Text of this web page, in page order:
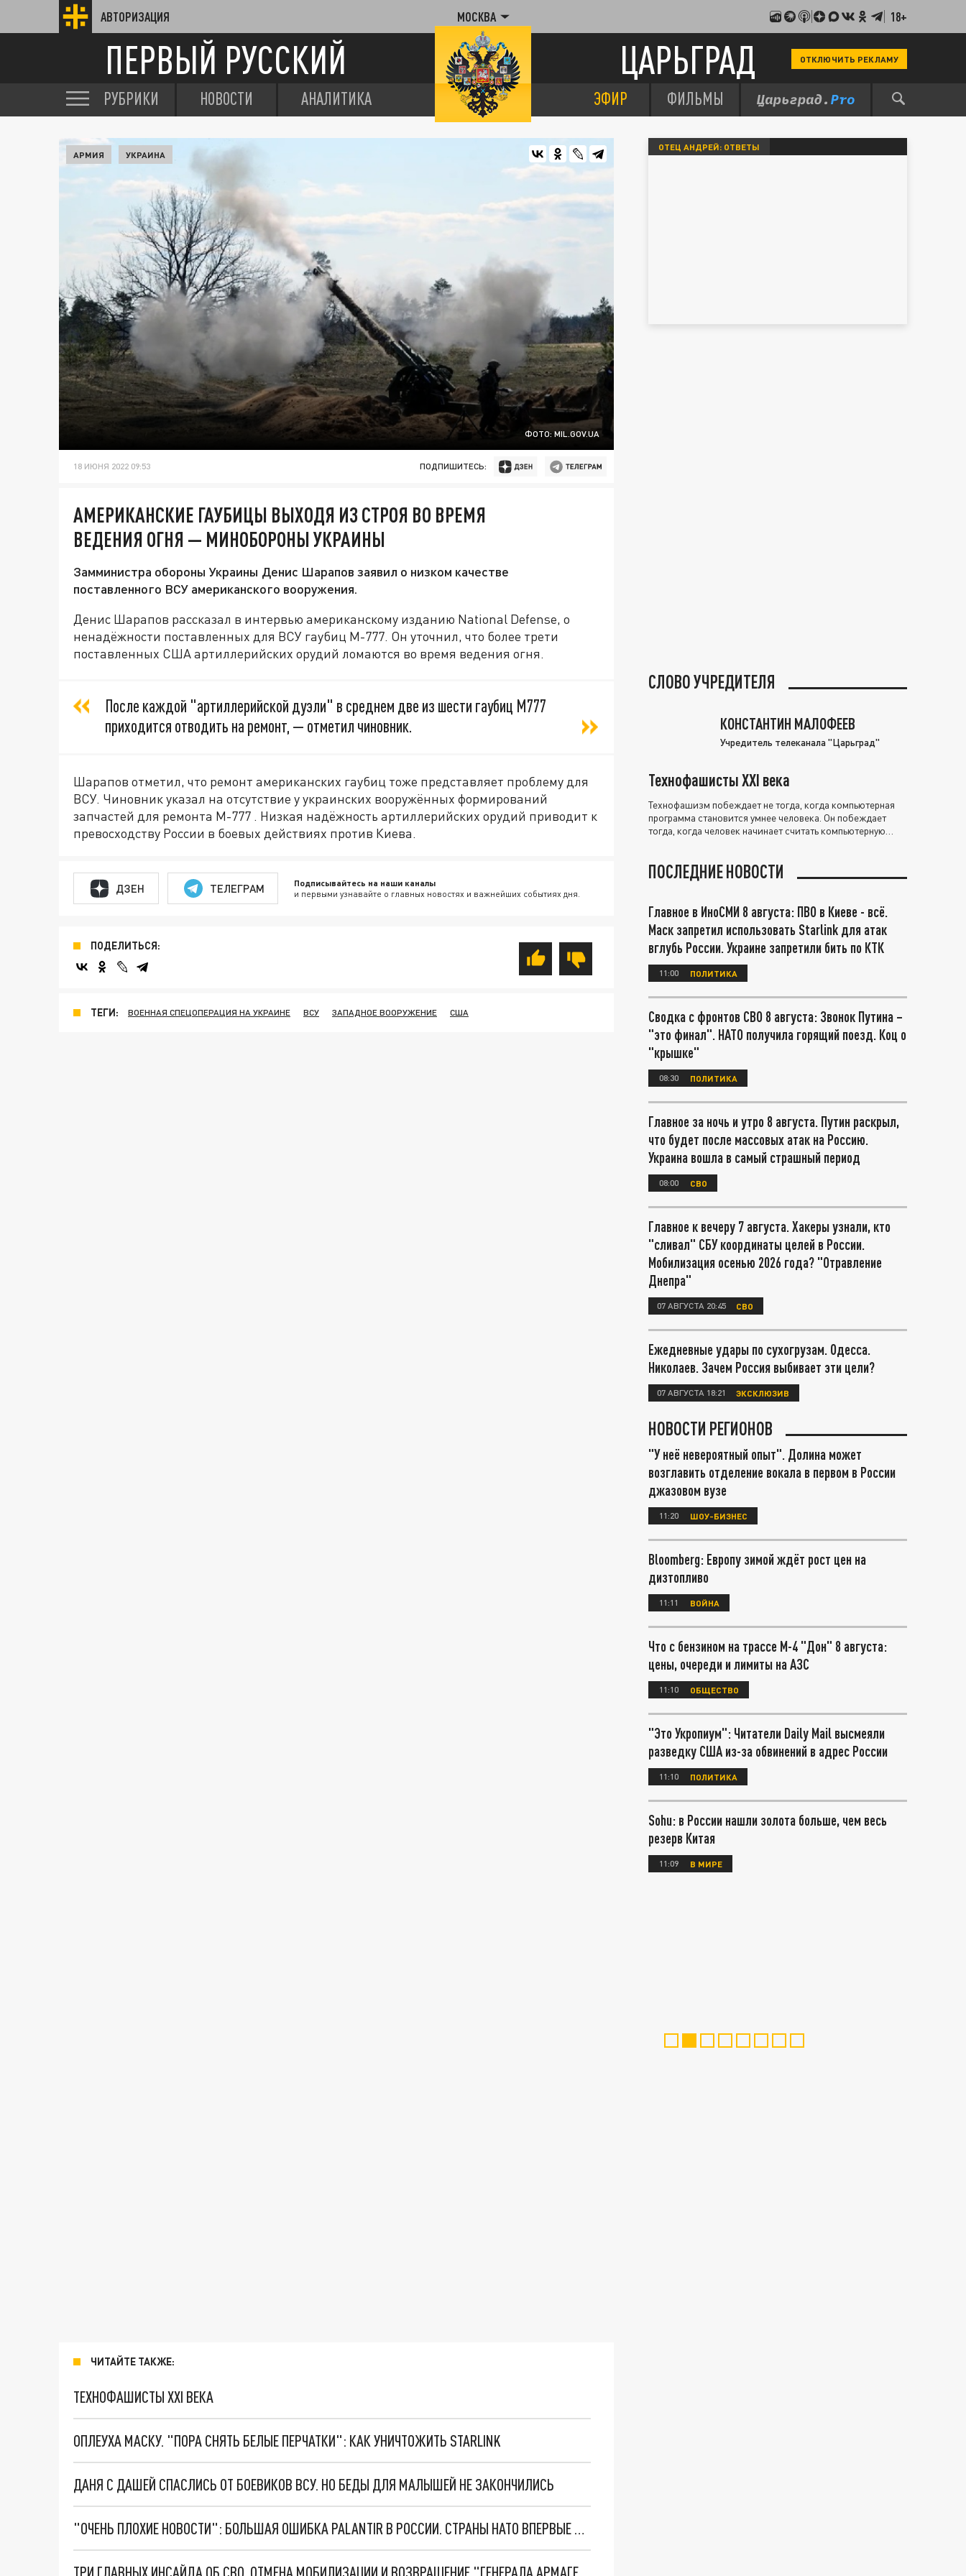
АВТОРИЗАЦИЯ МОСКВА 18+
ПЕРВЫЙ РУССКИЙ ЦАРЬГРАД ОТКЛЮЧИТЬ РЕКЛАМУ
РУБРИКИ НОВОСТИ АНАЛИТИКА ЭФИР ФИЛЬМЫ
ФОТО: MIL.GOV.UA
АРМИЯ УКРАИНА
18 ИЮНЯ 2022 09:53 ПОДПИШИТЕСЬ:
АМЕРИКАНСКИЕ ГАУБИЦЫ ВЫХОДЯ ИЗ СТРОЯ ВО ВРЕМЯ
ВЕДЕНИЯ ОГНЯ — МИНОБОРОНЫ УКРАИНЫ
Замминистра обороны Украины Денис Шарапов заявил о низком качестве
поставленного ВСУ американского вооружения.
Денис Шарапов рассказал в интервью американскому изданию National Defense, о
ненадёжности поставленных для ВСУ гаубиц М-777. Он уточнил, что более трети
поставленных США артиллерийских орудий ломаются во время ведения огня.
После каждой "артиллерийской дуэли" в среднем две из шести гаубиц M777
приходится отводить на ремонт, — отметил чиновник.
Шарапов отметил, что ремонт американских гаубиц тоже представляет проблему для
ВСУ. Чиновник указал на отсутствие у украинских вооружённых формирований
запчастей для ремонта М-777 . Низкая надёжность артиллерийских орудий приводит к
превосходству России в боевых действиях против Киева.
ДЗЕН ТЕЛЕГРАМ Подписывайтесь на наши каналы
и первыми узнавайте о главных новостях и важнейших событиях дня.
ПОДЕЛИТЬСЯ:
ТЕГИ: ВОЕННАЯ СПЕЦОПЕРАЦИЯ НА УКРАИНЕ ВСУ ЗАПАДНОЕ ВООРУЖЕНИЕ США
ЧИТАЙТЕ ТАКЖЕ:
ТЕХНОФАШИСТЫ XXI ВЕКА
ОПЛЕУХА МАСКУ. "ПОРА СНЯТЬ БЕЛЫЕ ПЕРЧАТКИ": КАК УНИЧТОЖИТЬ STARLINK
ДАНЯ С ДАШЕЙ СПАСЛИСЬ ОТ БОЕВИКОВ ВСУ. НО БЕДЫ ДЛЯ МАЛЫШЕЙ НЕ ЗАКОНЧИЛИСЬ
"ОЧЕНЬ ПЛОХИЕ НОВОСТИ": БОЛЬШАЯ ОШИБКА PALANTIR В РОССИИ. СТРАНЫ НАТО ВПЕРВЫЕ ЗА СВО ОСТАНОВИЛИ ПОСТАВКИ ОРУЖИЯ. ВСУ ТЕРЯЮТ ПРИГРАНИЧЬЕ?
ОТЕЦ АНДРЕЙ: ОТВЕТЫ
СЛОВО УЧРЕДИТЕЛЯ
КОНСТАНТИН МАЛОФЕЕВ
Учредитель телеканала "Царьград"
Технофашисты XXI века
Технофашизм побеждает не тогда, когда компьютерная
программа становится умнее человека. Он побеждает
тогда, когда человек начинает считать компьютерную
ПОСЛЕДНИЕ НОВОСТИ
Главное в ИноСМИ 8 августа: ПВО в Киеве - всё.
Маск запретил использовать Starlink для атак
вглубь России. Украине запретили бить по КТК
11:00 ПОЛИТИКА
Сводка с фронтов СВО 8 августа: Звонок Путина –
"это финал". НАТО получила горящий поезд. Коц о
"крышке"
08:30 ПОЛИТИКА
Главное за ночь и утро 8 августа. Путин раскрыл,
что будет после массовых атак на Россию.
Украина вошла в самый страшный период
08:00 СВО
Главное к вечеру 7 августа. Хакеры узнали, кто
"сливал" СБУ координаты целей в России.
Мобилизация осенью 2026 года? "Отравление
Днепра"
07 АВГУСТА 20:45 СВО
Ежедневные удары по сухогрузам. Одесса.
Николаев. Зачем Россия выбивает эти цели?
07 АВГУСТА 18:21 ЭКСКЛЮЗИВ
НОВОСТИ РЕГИОНОВ
"У неё невероятный опыт". Долина может
возглавить отделение вокала в первом в России
джазовом вузе
11:20 ШОУ-БИЗНЕС
Bloomberg: Европу зимой ждёт рост цен на
дизтопливо
11:11 ВОЙНА
Что с бензином на трассе М-4 "Дон" 8 августа:
цены, очереди и лимиты на АЗС
11:10 ОБЩЕСТВО
"Это Укропиум": Читатели Daily Mail высмеяли
разведку США из-за обвинений в адрес России
11:10 ПОЛИТИКА
Sohu: в России нашли золота больше, чем весь
резерв Китая
11:09 В МИРЕ